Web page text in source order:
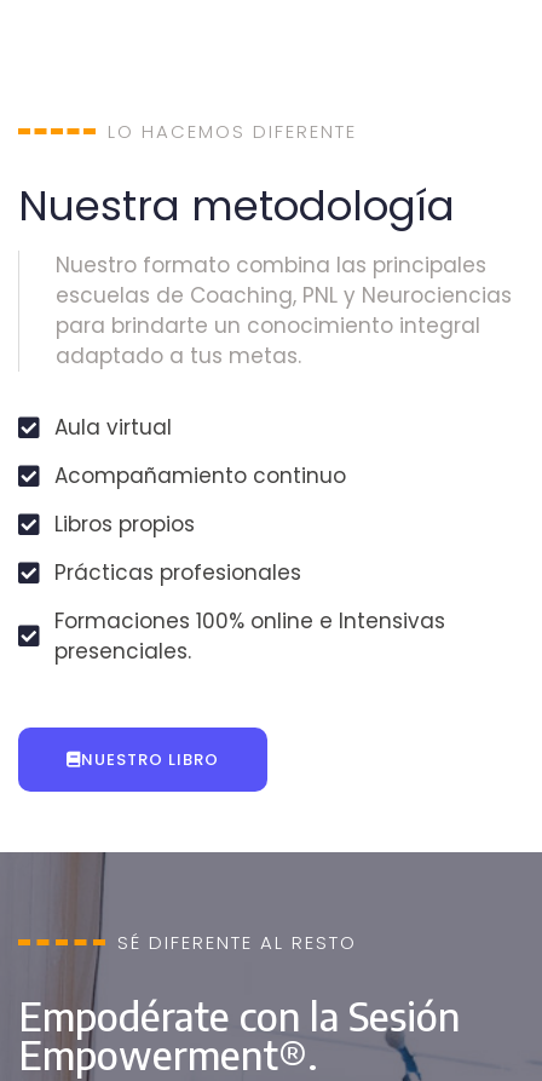
LO HACEMOS DIFERENTE
Nuestra metodología
Nuestro formato combina las principales
escuelas de Coaching, PNL y Neurociencias
para brindarte un conocimiento integral
adaptado a tus metas.
Aula virtual
Acompañamiento continuo
Libros propios
Prácticas profesionales
Formaciones 100% online e Intensivas
presenciales.
NUESTRO LIBRO
SÉ DIFERENTE AL RESTO
Empodérate con la Sesión
Empowerment®️.